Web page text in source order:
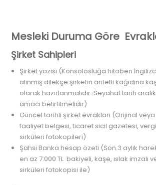
Mesleki Duruma Göre
Şirket Sahipleri
Şirket yazısı (Konsolosluğa hitaben
alınmış dilekçe şirketin antetli kağıdına
olarak hazırlanmalıdır. Seyahat tarih
amacı belirtilmelidir)
Güncel tarihli şirket evrakları (Orijinal
faaliyet belgesi, ticaret sicil gazetesi,
sirküleri fotokopileri)
Şahsi Banka hesap özeti (Son 3 aylık
en az 7.000 TL bakiyeli, kaşe, ıslak imzalı
sirküleri fotokopisi ile)